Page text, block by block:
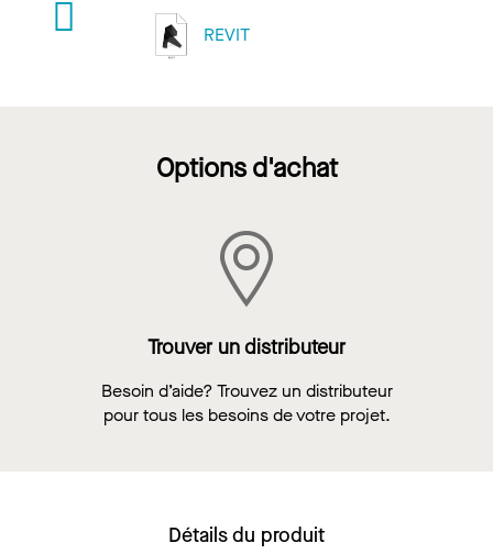
REVIT
Options d'achat
Trouver un distributeur
Besoin d’aide? Trouvez un distributeur
pour tous les besoins de votre projet.
Détails du produit